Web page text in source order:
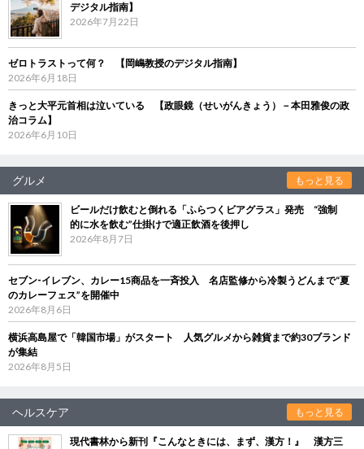
デジタル指南】
2026年7月22日
ゼロトラストって何？ 【岡嶋教授のデジタル指南】
2026年6月18日
きっと大平元首相は泣いている 【政眼鏡（せいがんきょう）－本田雅俊の政
治コラム】
2026年6月10日
グルメ もっと見る
ビールだけ飲むと倒れる「ふらつくビアグラス」発売 “強制
的に水を飲む”仕掛けで適正飲酒を後押し
2026年8月7日
セブン‐イレブン、カレー15商品を一斉投入 名店監修から冷製うどんまで“夏
のカレーフェス”を開催中
2026年8月6日
横浜高島屋で「韓国市場」がスタート 人気グルメから雑貨まで約30ブランド
が集結
2026年8月5日
ヘルスケア もっと見る
現代書林から新刊『こんなときには、まず、漢方！』 漢方三